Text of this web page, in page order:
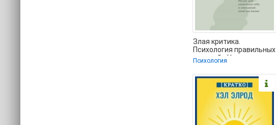
Злая критика.
Психология правильных
реакций - Носова
читать
Психология